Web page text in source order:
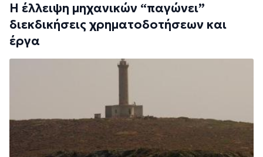
Η έλλειψη μηχανικών “παγώνει”
διεκδικήσεις χρηματοδοτήσεων και
έργα